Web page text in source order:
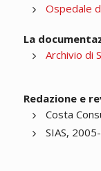
Ospedale
La
Archivio di
Redazione e
Costa
SIAS,